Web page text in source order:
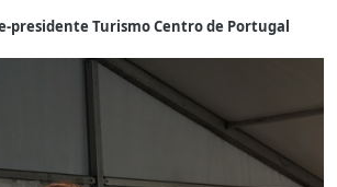
presidente Turismo Centro de Portugal